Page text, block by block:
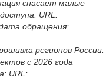
спасает малые
URL:
обращения:
регионов России:
с 2026 года
URL: